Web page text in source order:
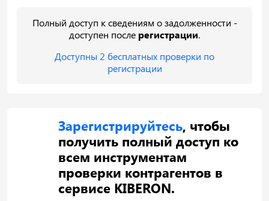
Полный доступ к сведениям о задолженности -
доступен после регистрации.
Доступны 2 бесплатных проверки по
регистрации
Зарегистрируйтесь, чтобы
получить полный доступ ко
всем инструментам
проверки контрагентов в
сервисе KIBERON.